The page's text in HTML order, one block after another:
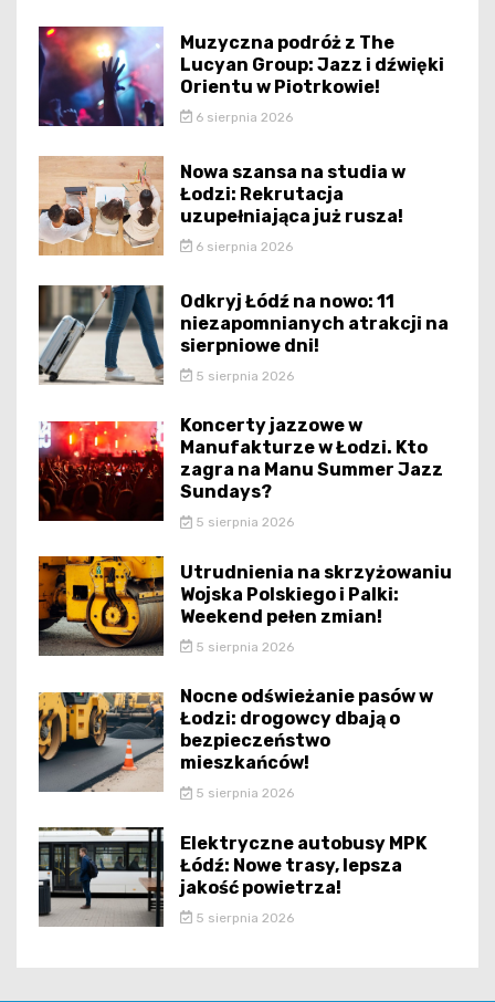
Muzyczna podróż z The
Lucyan Group: Jazz i dźwięki
Orientu w Piotrkowie!
6 sierpnia 2026
Nowa szansa na studia w
Łodzi: Rekrutacja
uzupełniająca już rusza!
6 sierpnia 2026
Odkryj Łódź na nowo: 11
niezapomnianych atrakcji na
sierpniowe dni!
5 sierpnia 2026
Koncerty jazzowe w
Manufakturze w Łodzi. Kto
zagra na Manu Summer Jazz
Sundays?
5 sierpnia 2026
Utrudnienia na skrzyżowaniu
Wojska Polskiego i Palki:
Weekend pełen zmian!
5 sierpnia 2026
Nocne odświeżanie pasów w
Łodzi: drogowcy dbają o
bezpieczeństwo
mieszkańców!
5 sierpnia 2026
Elektryczne autobusy MPK
Łódź: Nowe trasy, lepsza
jakość powietrza!
5 sierpnia 2026